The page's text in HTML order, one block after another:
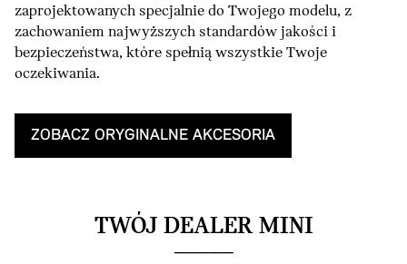
zaprojektowanych specjalnie do Twojego modelu, z
zachowaniem najwyższych standardów jakości i
bezpieczeństwa, które spełnią wszystkie Twoje
oczekiwania.
ZOBACZ ORYGINALNE AKCESORIA
TWÓJ DEALER MINI